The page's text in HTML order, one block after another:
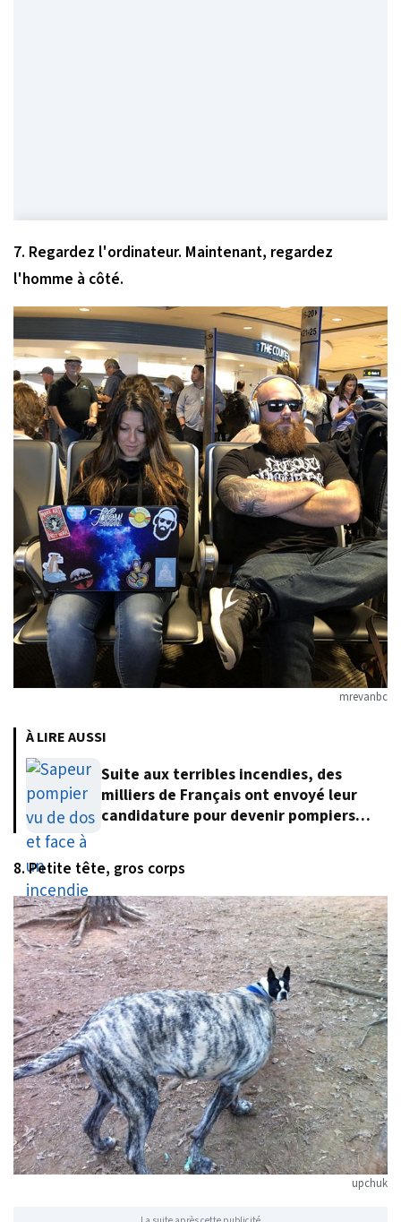
7. Regardez l'ordinateur. Maintenant, regardez
l'homme à côté.
mrevanbc
À LIRE AUSSI
Suite aux terribles incendies, des
milliers de Français ont envoyé leur
candidature pour devenir pompiers
8. Petite tête, gros corps
upchuk